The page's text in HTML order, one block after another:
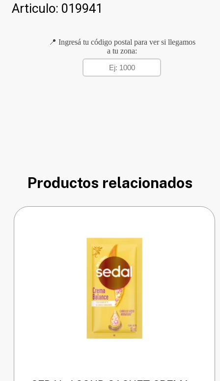
Articulo: 019941
📍 Ingresá tu código postal para ver si llegamos
a tu zona:
Productos relacionados